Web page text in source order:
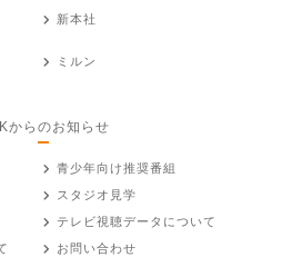
新本社
ミルン
からのお知らせ
青少年向け推奨番組
スタジオ見学
テレビ視聴データについて
お問い合わせ